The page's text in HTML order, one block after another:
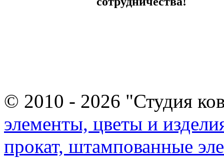
© 2010 - 2026 "Студия
элементы, цветы и
прокат, штампованные